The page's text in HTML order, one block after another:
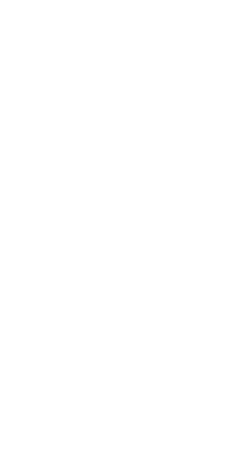
modele si texturi
sa aiba un aspect cat mai
simple, cu imprimeu alb-
covoare in nuante neutre, de bej
te asteapta si o multime de
casa
Homelux te asteapta si